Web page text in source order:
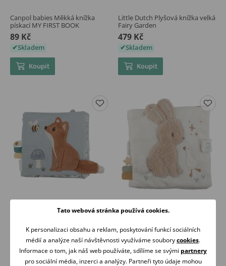
Canpol babies Měkká knížka
pískací MY FIRST BOOK
89 Kč
Skladem
Koupit
Little Dutch Plyšová knížka velká
Fairy Garden
479 Kč
Skladem
Koupit
Little Dutch Plyšová knížka velká
Skladem
Koupit
Little Dutch Plyšová knížka velká
Newborn Naturals
Skladem
Koupit
Tato webová stránka používá cookies.
K personalizaci obsahu a reklam, poskytování funkcí sociálních
médií a analýze naší návštěvnosti využíváme souborycookies.
Informace o tom, jak náš web používáte, sdílíme se svými partnery
pro sociální média, inzerci a analýzy. Partneři tyto údaje mohou